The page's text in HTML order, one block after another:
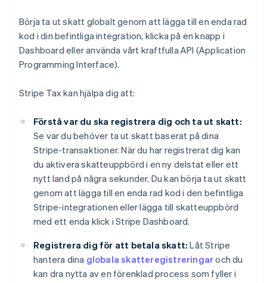
Börja ta ut skatt globalt genom att lägga till en enda rad
kod i din befintliga integration, klicka på en knapp i
Dashboard eller använda vårt kraftfulla API (Application
Programming Interface).
Stripe Tax kan hjälpa dig att:
Förstå var du ska registrera dig och ta ut skatt:
Se var du behöver ta ut skatt baserat på dina
Stripe-transaktioner. När du har registrerat dig kan
du aktivera skatteuppbörd i en ny delstat eller ett
nytt land på några sekunder. Du kan börja ta ut skatt
genom att lägga till en enda rad kod i den befintliga
Stripe-integrationen eller lägga till skatteuppbörd
med ett enda klick i Stripe Dashboard.
Registrera dig för att betala skatt: Låt Stripe
hantera dina globala skatteregistreringaroch du
kan dra nytta av en förenklad process som fyller i